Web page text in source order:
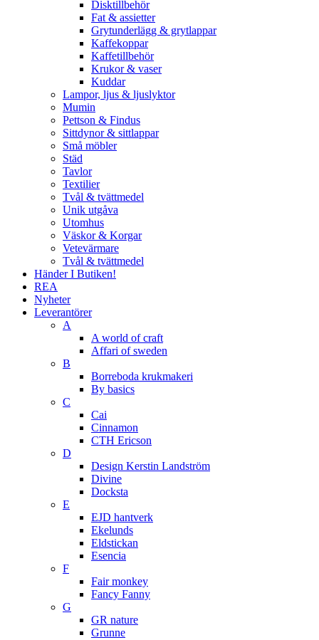
Disktillbehör
Fat & assietter
Grytunderlägg & grytlappar
Kaffekoppar
Kaffetillbehör
Krukor & vaser
Kuddar
Lampor, ljus & ljuslyktor
Mumin
Pettson & Findus
Sittdynor & sittlappar
Små möbler
Städ
Tavlor
Textilier
Tvål & tvättmedel
Unik utgåva
Utomhus
Väskor & Korgar
Vetevärmare
Tvål & tvättmedel
Händer I Butiken!
REA
Nyheter
Leverantörer
A
A world of craft
Affari of sweden
B
Borreboda krukmakeri
By basics
C
Cai
Cinnamon
CTH Ericson
D
Design Kerstin Landström
Divine
Docksta
E
EJD hantverk
Ekelunds
Eldstickan
Esencia
F
Fair monkey
Fancy Fanny
G
GR nature
Grunne